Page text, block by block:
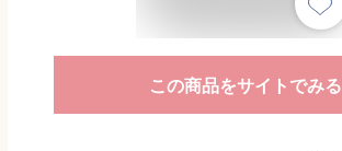
この商品をサイトでみる